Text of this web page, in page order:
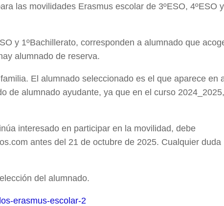
las movilidades Erasmus escolar de 3ºESO, 4ºESO
y 1ºBachillerato, corresponden a alumnado que
alumnado de reserva.
El alumnado seleccionado es el que aparece en
de alumnado ayudante, ya que en el curso
interesado en participar en la movilidad, debe
antes del 21 de octubre de 2025. Cualquier duda
del alumnado.
erasmus-escolar-2